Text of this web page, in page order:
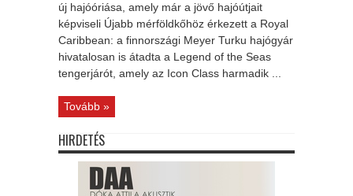
új hajóóriása, amely már a jövő hajóútjait
képviseli Újabb mérföldkőhöz érkezett a Royal
Caribbean: a finnországi Meyer Turku hajógyár
hivatalosan is átadta a Legend of the Seas
tengerjárót, amely az Icon Class harmadik ...
Tovább »
HIRDETÉS